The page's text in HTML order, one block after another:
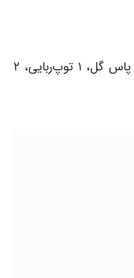
کوای لنارد: ۳۰ امتیاز، ۴ ریباند، ۹ پاس گل، ۱ توپ‌ربایی، ۲